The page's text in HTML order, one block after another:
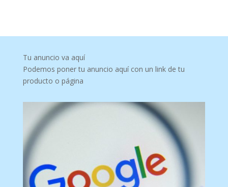
Tu anuncio va aquí
Podemos poner tu anuncio aquí con un link de tu
producto o página